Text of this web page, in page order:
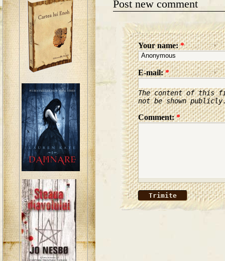
Post new comment
Your name:*
E-mail:*
The content of this
not be shown
Comment:*